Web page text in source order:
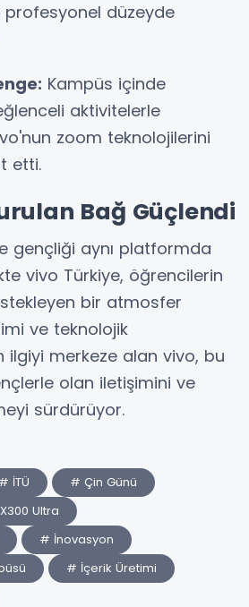
profesyonel düzeyde
Kampüs içinde
aktivitelerle
zoom teknolojilerini
etti.
Bağ Güçlendi
gençliği aynı platformda
vivo Türkiye, öğrencilerin
bir atmosfer
ve teknolojik
ilgiyi merkeze alan vivo, bu
olan iletişimini ve
sürdürüyor.
# İTÜ
# Çin Günü
Ultra
# İnovasyon
# İçerik Üretimi